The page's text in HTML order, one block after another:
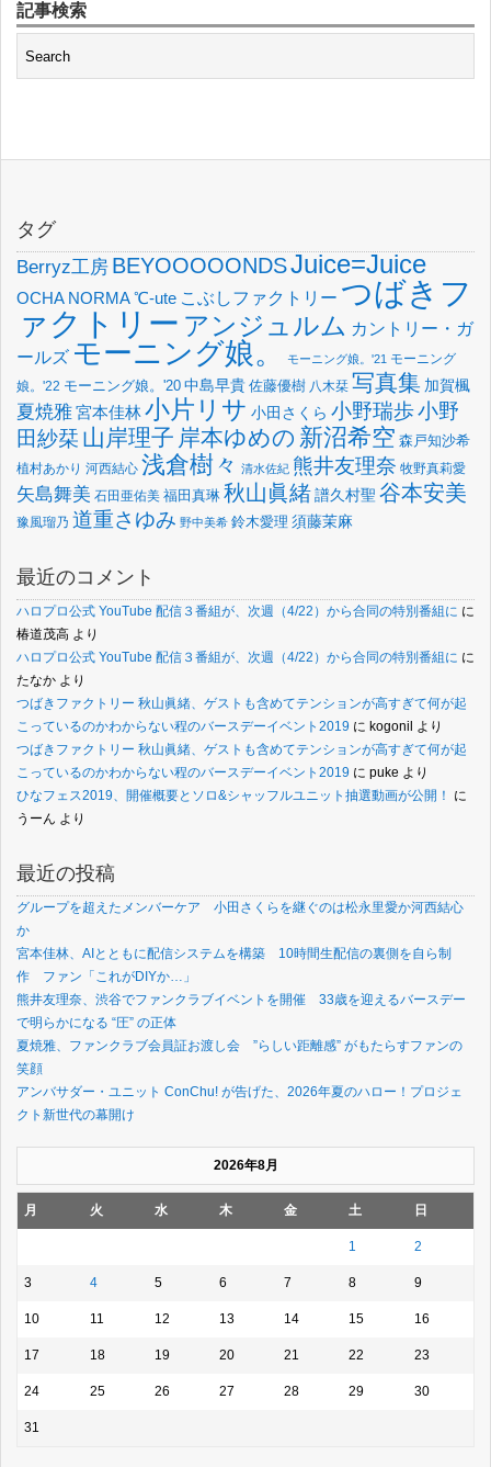
記事検索
タグ
Berryz工房 BEYOOOOONDSJuice=Juice
OCHA NORMA℃-ute こぶしファクトリー つばきフ
ァクトリー アンジュルム カントリー・ガ
ールズ モーニング娘。 モーニング娘。'21 モーニング
娘。'22 モーニング娘。'20 中島早貴 佐藤優樹 八木栞 写真集 加賀楓
夏焼雅宮本佳林小片リサ 小田さくら 小野瑞歩小野
田紗栞 山岸理子 岸本ゆめの 新沼希空 森戸知沙希
植村あかり 河西結心 浅倉樹々 清水佐紀 熊井友理奈 牧野真莉愛
矢島舞美 石田亜佑美 福田真琳 秋山眞緒譜久村聖 谷本安美
豫風瑠乃 道重さゆみ 野中美希 鈴木愛理 須藤茉麻
最近のコメント
ハロプロ公式 YouTube 配信３番組が、次週（4/22）から合同の特別番組に に
椿道茂高 より
ハロプロ公式 YouTube 配信３番組が、次週（4/22）から合同の特別番組に に
たなか より
つばきファクトリー 秋山眞緒、ゲストも含めてテンションが高すぎて何が起
こっているのかわからない程のバースデーイベント2019 に kogonil より
つばきファクトリー 秋山眞緒、ゲストも含めてテンションが高すぎて何が起
こっているのかわからない程のバースデーイベント2019 に puke より
ひなフェス2019、開催概要とソロ&シャッフルユニット抽選動画が公開！
に
うーん より
最近の投稿
グループを超えたメンバーケア 小田さくらを継ぐのは松永里愛か河西結心
か
宮本佳林、AIとともに配信システムを構築 10時間生配信の裏側を自ら制
作 ファン「これがDIYか…」
熊井友理奈、渋谷でファンクラブイベントを開催 33歳を迎えるバースデー
で明らかになる “圧” の正体
夏焼雅、ファンクラブ会員証お渡し会 ”らしい距離感” がもたらすファンの
笑顔
アンバサダー・ユニット ConChu! が告げた、2026年夏のハロー！プロジェ
クト新世代の幕開け
2026年8月
月 火 水 木 金 土 日
1 2
3 4 5 6 7 8 9
10 11 12 13 14 15 16
17 18 19 20 21 22 23
24 25 26 27 28 29 30
31